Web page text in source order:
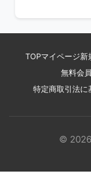
TOPマイページ新
無料会
特定商取引法に
©